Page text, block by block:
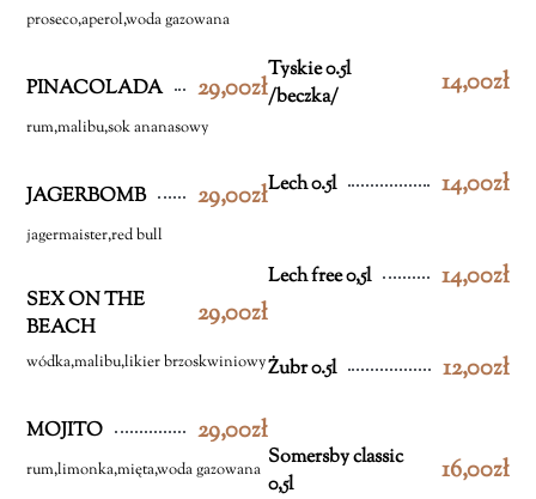
proseco,aperol,woda gazowana
PINACOLADA 29,00zł
rum,malibu,sok ananasowy
JAGERBOMB 29,00zł
jagermaister,red bull
SEX ON THE
BEACH
29,00zł
wódka,malibu,likier brzoskwiniowy
MOJITO 29,00zł
rum,limonka,mięta,woda gazowana
Tyskie 0.5l
/beczka/
14,00zł
Lech 0.5l 14,00zł
Lech free 0,5l 14,00zł
Żubr 0.5l 12,00zł
Somersby classic
0,5l
16,00zł